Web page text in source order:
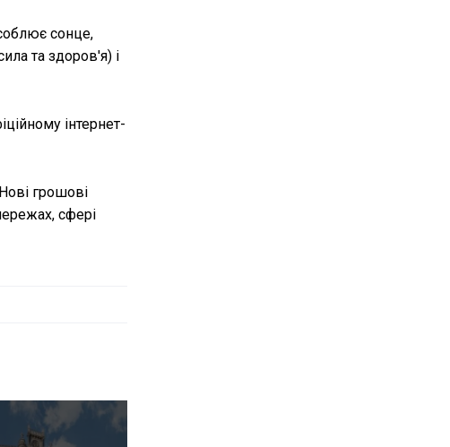
сонце,
та здоров'я) і
інтернет-
грошові
сфері